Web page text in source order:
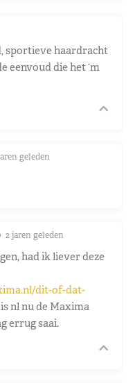
sportieve haardracht
eenvoud die het ‘m
geleden
2 jaren geleden
had ik liever deze
dit-of-dat-
nl nu de Maxima
errug saai.